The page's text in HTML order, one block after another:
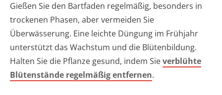
Gießen Sie den Bartfaden regelmäßig, besonders in
trockenen Phasen, aber vermeiden Sie
Überwässerung. Eine leichte Düngung im Frühjahr
unterstützt das Wachstum und die Blütenbildung.
Halten Sie die Pflanze gesund, indem Sieverblühte
Blütenstände regelmäßig entfernen.